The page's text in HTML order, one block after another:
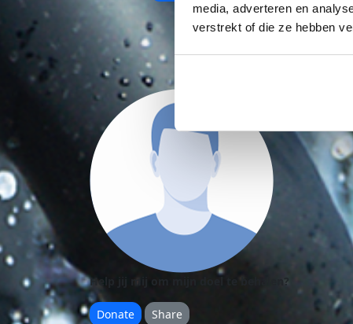
media, adverteren en
verstrekt of die ze hebben
Help jij mij om mijn doel te behalen?
Donate Share